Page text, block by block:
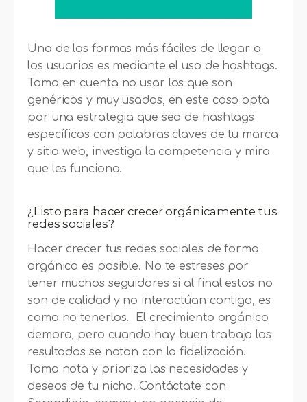
Una de las formas más fáciles de llegar a
los usuarios es mediante el uso de hashtags.
Toma en cuenta no usar los que son
genéricos y muy usados, en este caso opta
por una estrategia que sea de hashtags
específicos con palabras claves de tu marca
y sitio web, investiga la competencia y mira
que les funciona.
¿Listo para hacer crecer orgánicamente tus
redes sociales?
Hacer crecer tus redes sociales de forma
orgánica es posible. No te estreses por
tener muchos seguidores si al final estos no
son de calidad y no interactúan contigo, es
como no tenerlos. El crecimiento orgánico
demora, pero cuando hay buen trabajo los
resultados se notan con la fidelización.
Toma nota y prioriza las necesidades y
deseos de tu nicho. Contáctate con